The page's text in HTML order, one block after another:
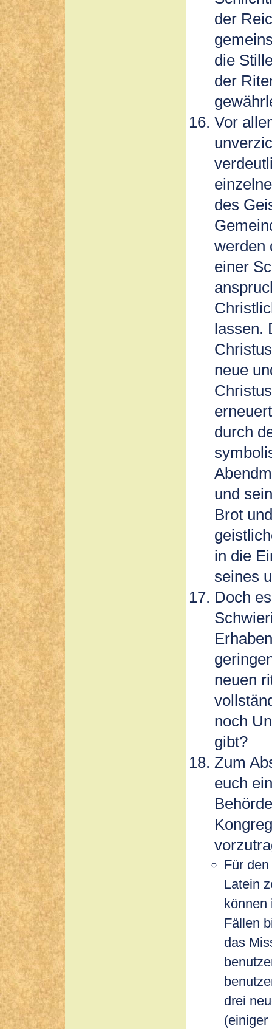
der
die
der
Vor
des
werden
einer
lassen.
neue
durch
und
Brot
in die
seines
Doch
neuen
noch
gibt?
Zum
euch
Für
Latein
Fällen
das
drei